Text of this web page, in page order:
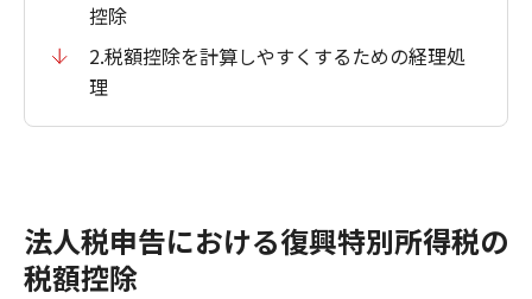
控除
2.税額控除を計算しやすくするための経理処
理
法人税申告における復興特別所得税の
税額控除